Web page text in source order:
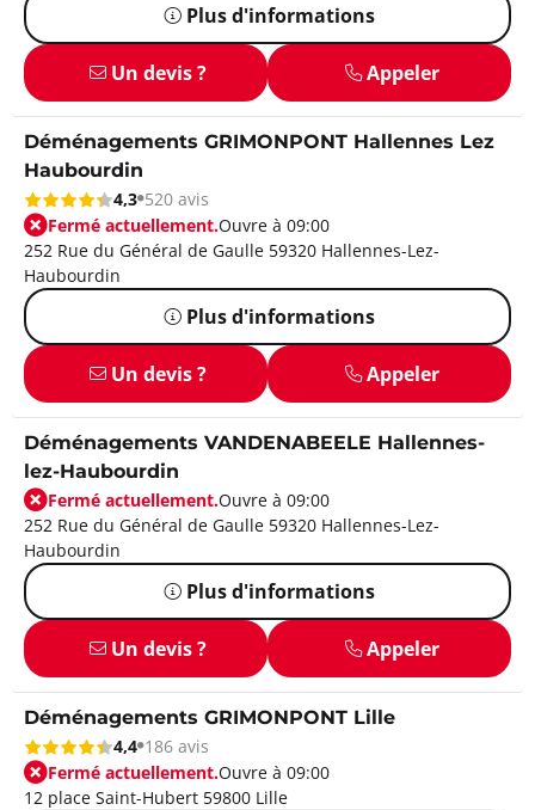
Plus d'informations
Un devis ? Appeler
Déménagements GRIMONPONT Hallennes Lez
Haubourdin
4,3 520 avis
Fermé actuellement.Ouvre à 09:00
252 Rue du Général de Gaulle 59320 Hallennes-Lez-
Haubourdin
Plus d'informations
Un devis ? Appeler
Déménagements VANDENABEELE Hallennes-
lez-Haubourdin
Fermé actuellement.Ouvre à 09:00
252 Rue du Général de Gaulle 59320 Hallennes-Lez-
Haubourdin
Plus d'informations
Un devis ? Appeler
Déménagements GRIMONPONT Lille
4,4 186 avis
Fermé actuellement.Ouvre à 09:00
12 place Saint-Hubert 59800 Lille